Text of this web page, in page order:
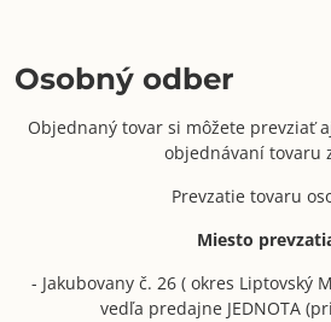
Osobný odber
Objednaný tovar si môžete prevziať
objednávaní tovaru
Prevzatie tovaru
Miesto
- Jakubovany č. 26 ( okres Liptovský
vedľa predajne JEDNOTA